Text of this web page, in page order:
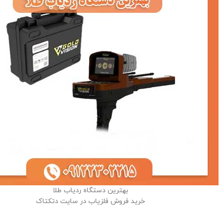
بهترین دستگاه ردیاب طلا
خرید فروش فلزیاب در سایت دتکتاک